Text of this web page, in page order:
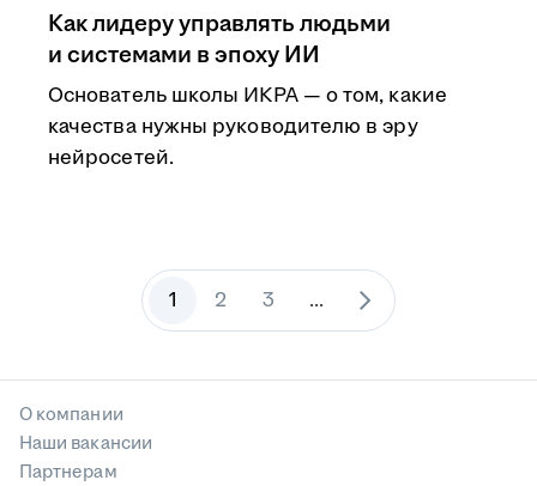
Как лидеру управлять людьми
и системами в эпоху ИИ
Основатель школы ИКРА — о том, какие
качества нужны руководителю в эру
нейросетей.
1 2 3 ...
О компании
Наши вакансии
Партнерам